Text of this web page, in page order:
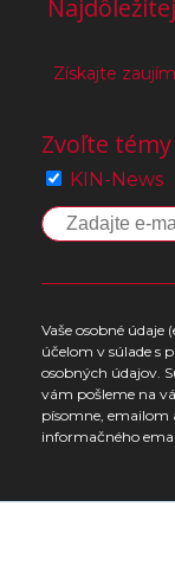
Získajte
Zvoľte témy
KIN-News
Vaše osobné
účelom v súlade s
osobných údajov.
vám pošleme na
písomne,
informačného